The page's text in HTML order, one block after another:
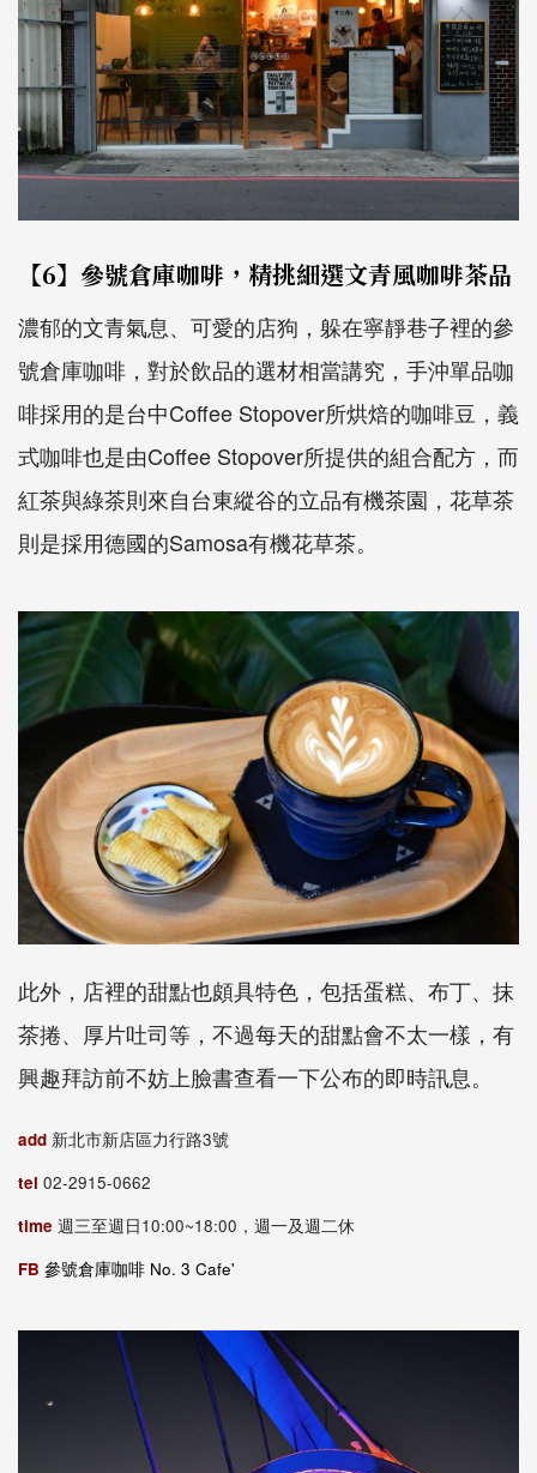
【6】參號倉庫咖啡，精挑細選文青風咖啡茶品
濃郁的文青氣息、可愛的店狗，躲在寧靜巷子裡的參
號倉庫咖啡，對於飲品的選材相當講究，手沖單品咖
啡採用的是台中Coffee Stopover所烘焙的咖啡豆，義
式咖啡也是由Coffee Stopover所提供的組合配方，而
紅茶與綠茶則來自台東縱谷的立品有機茶園，花草茶
則是採用德國的Samosa有機花草茶。
此外，店裡的甜點也頗具特色，包括蛋糕、布丁、抹
茶捲、厚片吐司等，不過每天的甜點會不太一樣，有
興趣拜訪前不妨上臉書查看一下公布的即時訊息。
add 新北市新店區力行路3號
tel 02-2915-0662
time 週三至週日10:00~18:00，週一及週二休
FB 參號倉庫咖啡 No. 3 Cafe'